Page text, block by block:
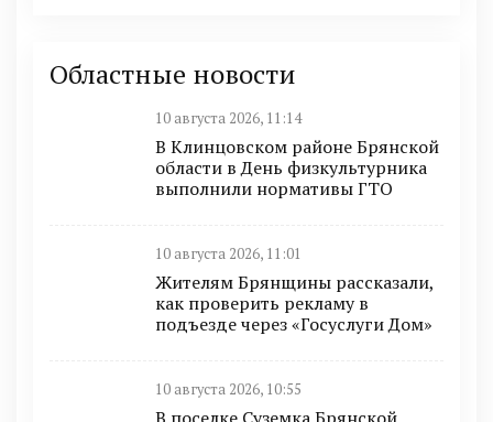
Областные новости
10 августа 2026, 11:14
В Клинцовском районе Брянской
области в День физкультурника
выполнили нормативы ГТО
10 августа 2026, 11:01
Жителям Брянщины рассказали,
как проверить рекламу в
подъезде через «Госуслуги Дом»
10 августа 2026, 10:55
В поселке Суземка Брянской